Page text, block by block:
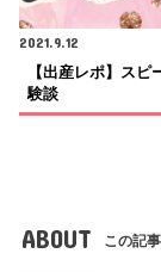
2021.9.12
【出産レポ】スピ
験談
ABOUT この記